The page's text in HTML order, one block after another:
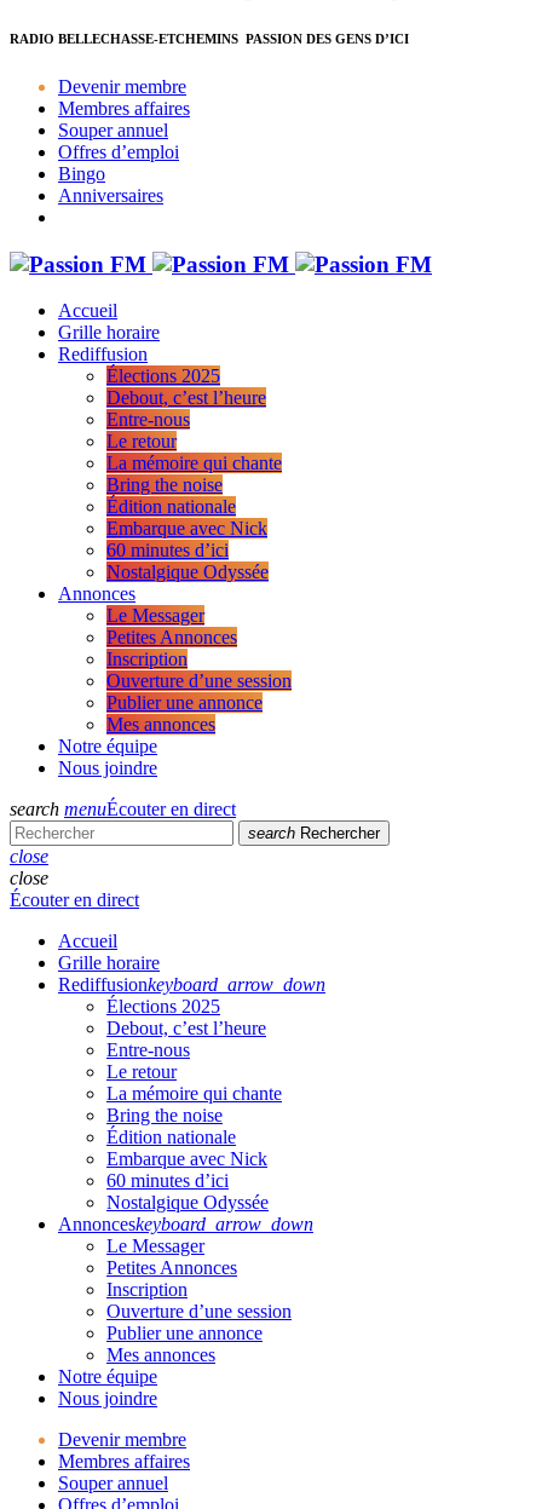
RADIO BELLECHASSE-ETCHEMINS PASSION DES GENS D’ICI
Devenir membre
Membres affaires
Souper annuel
Offres d’emploi
Bingo
Anniversaires
Accueil
Grille horaire
Rediffusion
Élections 2025
Debout, c’est l’heure
Entre-nous
Le retour
La mémoire qui chante
Bring the noise
Édition nationale
Embarque avec Nick
60 minutes d’ici
Nostalgique Odyssée
Annonces
Le Messager
Petites Annonces
Inscription
Ouverture d’une session
Publier une annonce
Mes annonces
Notre équipe
Nous joindre
search menuÉcouter en direct
search Rechercher
close
close
Écouter en direct
Accueil
Grille horaire
Rediffusionkeyboard_arrow_down
Élections 2025
Debout, c’est l’heure
Entre-nous
Le retour
La mémoire qui chante
Bring the noise
Édition nationale
Embarque avec Nick
60 minutes d’ici
Nostalgique Odyssée
Annonceskeyboard_arrow_down
Le Messager
Petites Annonces
Inscription
Ouverture d’une session
Publier une annonce
Mes annonces
Notre équipe
Nous joindre
Devenir membre
Membres affaires
Souper annuel